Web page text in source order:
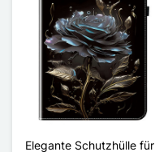
Elegante Schutzhülle für